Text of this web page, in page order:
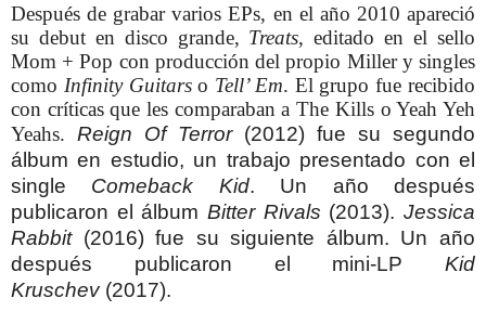
Después de grabar varios EPs, en el año 2010 apareció
su debut en disco grande, Treats, editado en el sello
Mom + Pop con producción del propio Miller y singles
como Infinity Guitarso Tell’ Em. El grupo fue recibido
con críticas que les comparaban a The Kills o Yeah Yeh
Yeahs. Reign Of Terror(2012) fue su segundo
álbum en estudio, un trabajo presentado con el
single Comeback Kid. Un año después
publicaron el álbum Bitter Rivals (2013).Jessica
Rabbit(2016) fue su siguiente álbum. Un año
después publicaron el mini-LP Kid
Kruschev(2017).